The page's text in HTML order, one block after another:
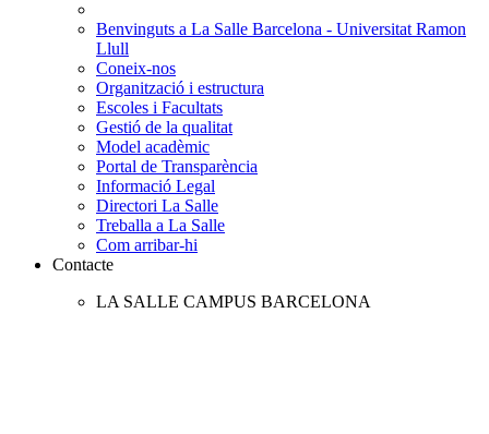
Benvinguts a La Salle Barcelona - Universitat Ramon
Llull
Coneix-nos
Organització i estructura
Escoles i Facultats
Gestió de la qualitat
Model acadèmic
Portal de Transparència
Informació Legal
Directori La Salle
Treballa a La Salle
Com arribar-hi
Contacte
LA SALLE CAMPUS BARCELONA